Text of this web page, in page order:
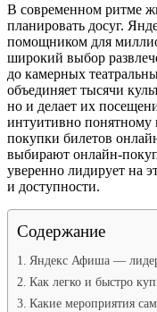
В современном ритме
планировать досуг.
помощником для
широкий выбор
до камерных
объединяет тысячи
но и делает их
интуитивно понятному
покупки билетов
выбирают онлайн-
уверенно лидирует на
и доступности.
Содержание
Яндекс Афиша —
Как легко и быстро
Какие мероприятия